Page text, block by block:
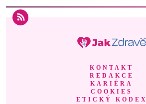
KONTAKT
REDAKCE
KARIÉRA
COOKIES
ETICKÝ KODEX